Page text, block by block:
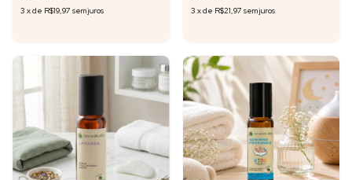
3 xde R$19,97 sem juros 3 xde R$21,97 sem juros